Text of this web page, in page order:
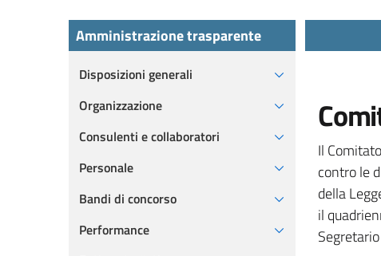
Amministrazione trasparente
Disposizioni generali
Organizzazione
Consulenti e collaboratori
Personale
Bandi di concorso
Performance
Il
contro le
della
il